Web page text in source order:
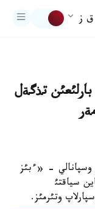
ق ز
تذگةل
/ايدار وسپانالي - «ءبئز
سياقتئ
وتئرمئز.